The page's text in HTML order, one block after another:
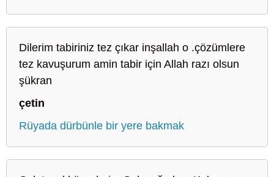
Dilerim tabiriniz tez çıkar inşallah o .çözümlere
tez kavuşurum amin tabir için Allah razı olsun
şükran
çetin
Rüyada dürbünle bir yere bakmak